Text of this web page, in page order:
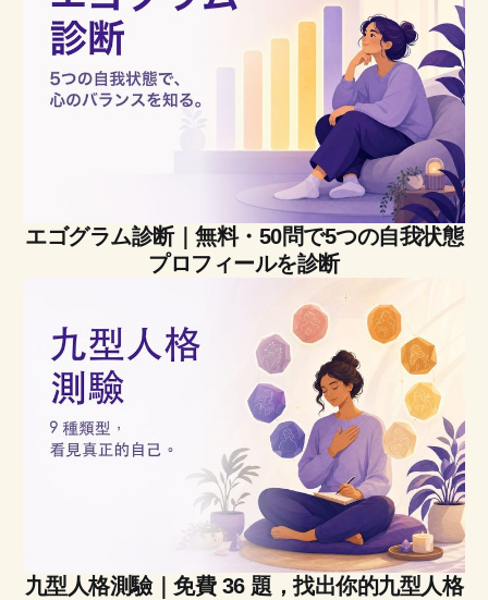
エゴグラム診断｜無料・50問で5つの自我状態
プロフィールを診断
九型人格測驗｜免費 36 題，找出你的九型人格